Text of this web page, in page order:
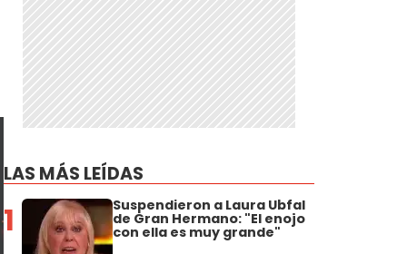
LAS MÁS LEÍDAS
1 Suspendieron a Laura Ubfal
de Gran Hermano: "El enojo
con ella es muy grande"